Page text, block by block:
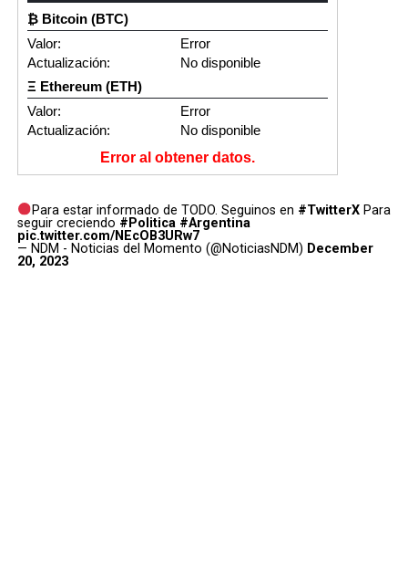
₿ Bitcoin (BTC)
Valor:
Error
Actualización:
No disponible
Ξ Ethereum (ETH)
Valor:
Error
Actualización:
No disponible
Error al obtener datos.
Para estar informado de TODO. Seguinos en #TwitterX Para
seguir creciendo #Politica #Argentina
pic.twitter.com/NEcOB3URw7
— NDM - Noticias del Momento (@NoticiasNDM) December
20, 2023